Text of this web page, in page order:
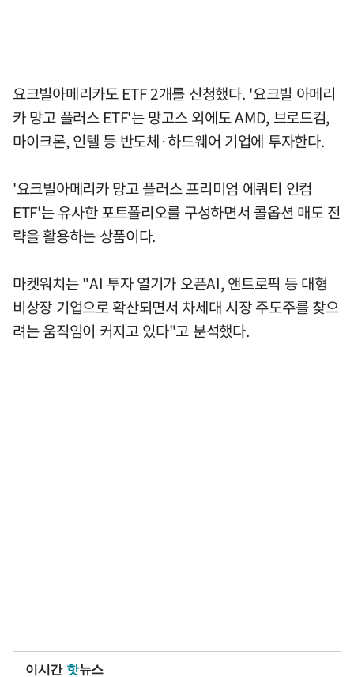
요크빌아메리카도 ETF 2개를 신청했다. '요크빌 아메리
카 망고 플러스 ETF'는 망고스 외에도 AMD, 브로드컴,
마이크론, 인텔 등 반도체·하드웨어 기업에 투자한다.
'요크빌아메리카 망고 플러스 프리미엄 에쿼티 인컴
ETF'는 유사한 포트폴리오를 구성하면서 콜옵션 매도 전
략을 활용하는 상품이다.
마켓워치는 "AI 투자 열기가 오픈AI, 앤트로픽 등 대형
비상장 기업으로 확산되면서 차세대 시장 주도주를 찾으
려는 움직임이 커지고 있다"고 분석했다.
이시간 핫뉴스